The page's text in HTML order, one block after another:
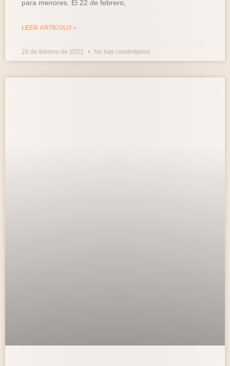
para menores. El 22 de febrero,
LEER ARTÍCULO »
28 de febrero de 2022 No hay comentarios